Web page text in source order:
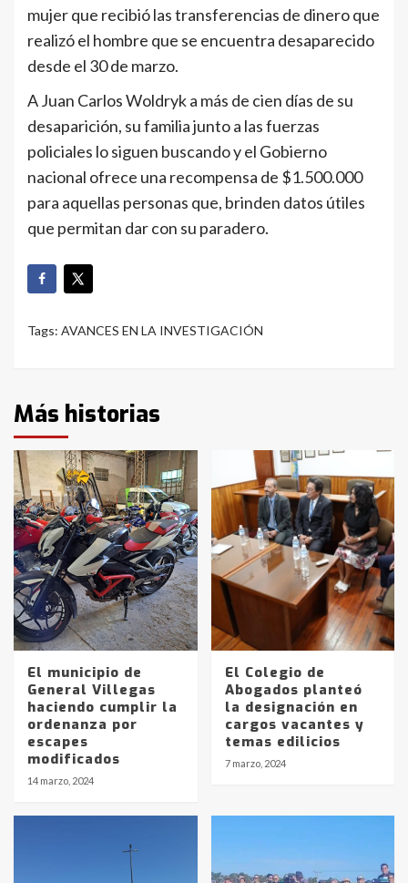
mujer que recibió las transferencias de dinero que
realizó el hombre que se encuentra desaparecido
desde el 30 de marzo.
A Juan Carlos Woldryk a más de cien días de su
desaparición, su familia junto a las fuerzas
policiales lo siguen buscando y el Gobierno
nacional ofrece una recompensa de $1.500.000
para aquellas personas que, brinden datos útiles
que permitan dar con su paradero.
Tags: AVANCES EN LA INVESTIGACIÓN
Más historias
El municipio de
General Villegas
haciendo cumplir la
ordenanza por
escapes
modificados
14 marzo, 2024
El Colegio de
Abogados planteó
la designación en
cargos vacantes y
temas edilicios
7 marzo, 2024